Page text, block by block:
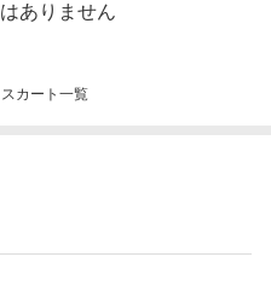
ありません
カート一覧